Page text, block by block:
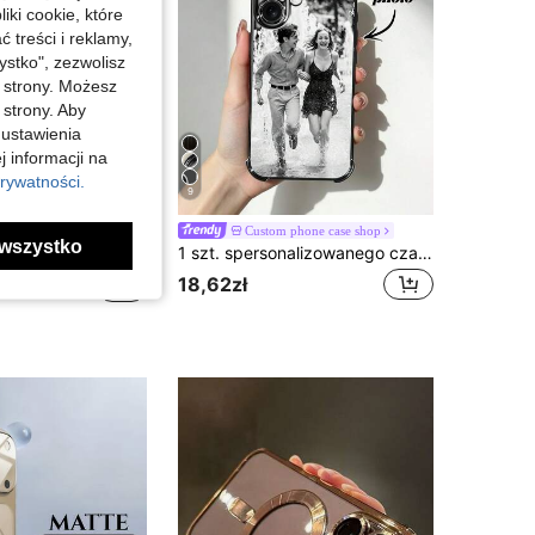
4,83 1K 12K
9
Custom phone case shop
1 szt. spersonalizowanego czarnego etui na telefon ze zdjęciem, kompatybilne z 15 Pro Max/16 Pro Max/17/17 Pro Max, S25 Ultra/S25 Plus, kompatybilne z Redmi itp. Personalizacja zdjęć ślubnych, prezent dla par, przyjaciół, rodziny, ukończenia szkoły, wersja międzynarodowa, nie wersja krajowa
18,62zł
cookie, które
treści i reklamy,
zezwolisz
Możesz
Aby
informacji na